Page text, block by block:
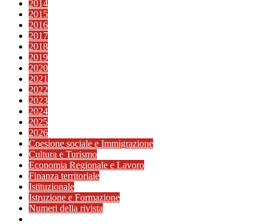
2014
2015
2016
2017
2018
2019
2020
2021
2022
2023
2024
2025
2026
Coesione sociale e Immigrazione
Cultura e Turismo
Economia Regionale e Lavoro
Finanza territoriale
Istituzionale
Istruzione e Formazione
Numeri della rivista